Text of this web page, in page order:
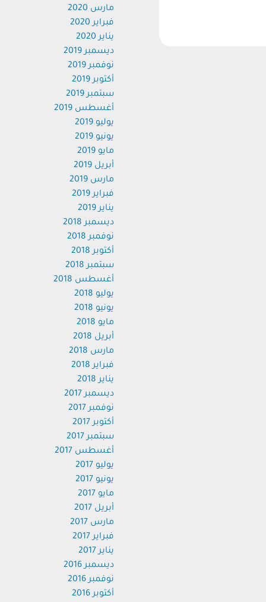
مارس 2020
فبراير 2020
يناير 2020
ديسمبر 2019
نوفمبر 2019
أكتوبر 2019
سبتمبر 2019
أغسطس 2019
يوليو 2019
يونيو 2019
مايو 2019
أبريل 2019
مارس 2019
فبراير 2019
يناير 2019
ديسمبر 2018
نوفمبر 2018
أكتوبر 2018
سبتمبر 2018
أغسطس 2018
يوليو 2018
يونيو 2018
مايو 2018
أبريل 2018
مارس 2018
فبراير 2018
يناير 2018
ديسمبر 2017
نوفمبر 2017
أكتوبر 2017
سبتمبر 2017
أغسطس 2017
يوليو 2017
يونيو 2017
مايو 2017
أبريل 2017
مارس 2017
فبراير 2017
يناير 2017
ديسمبر 2016
نوفمبر 2016
أكتوبر 2016